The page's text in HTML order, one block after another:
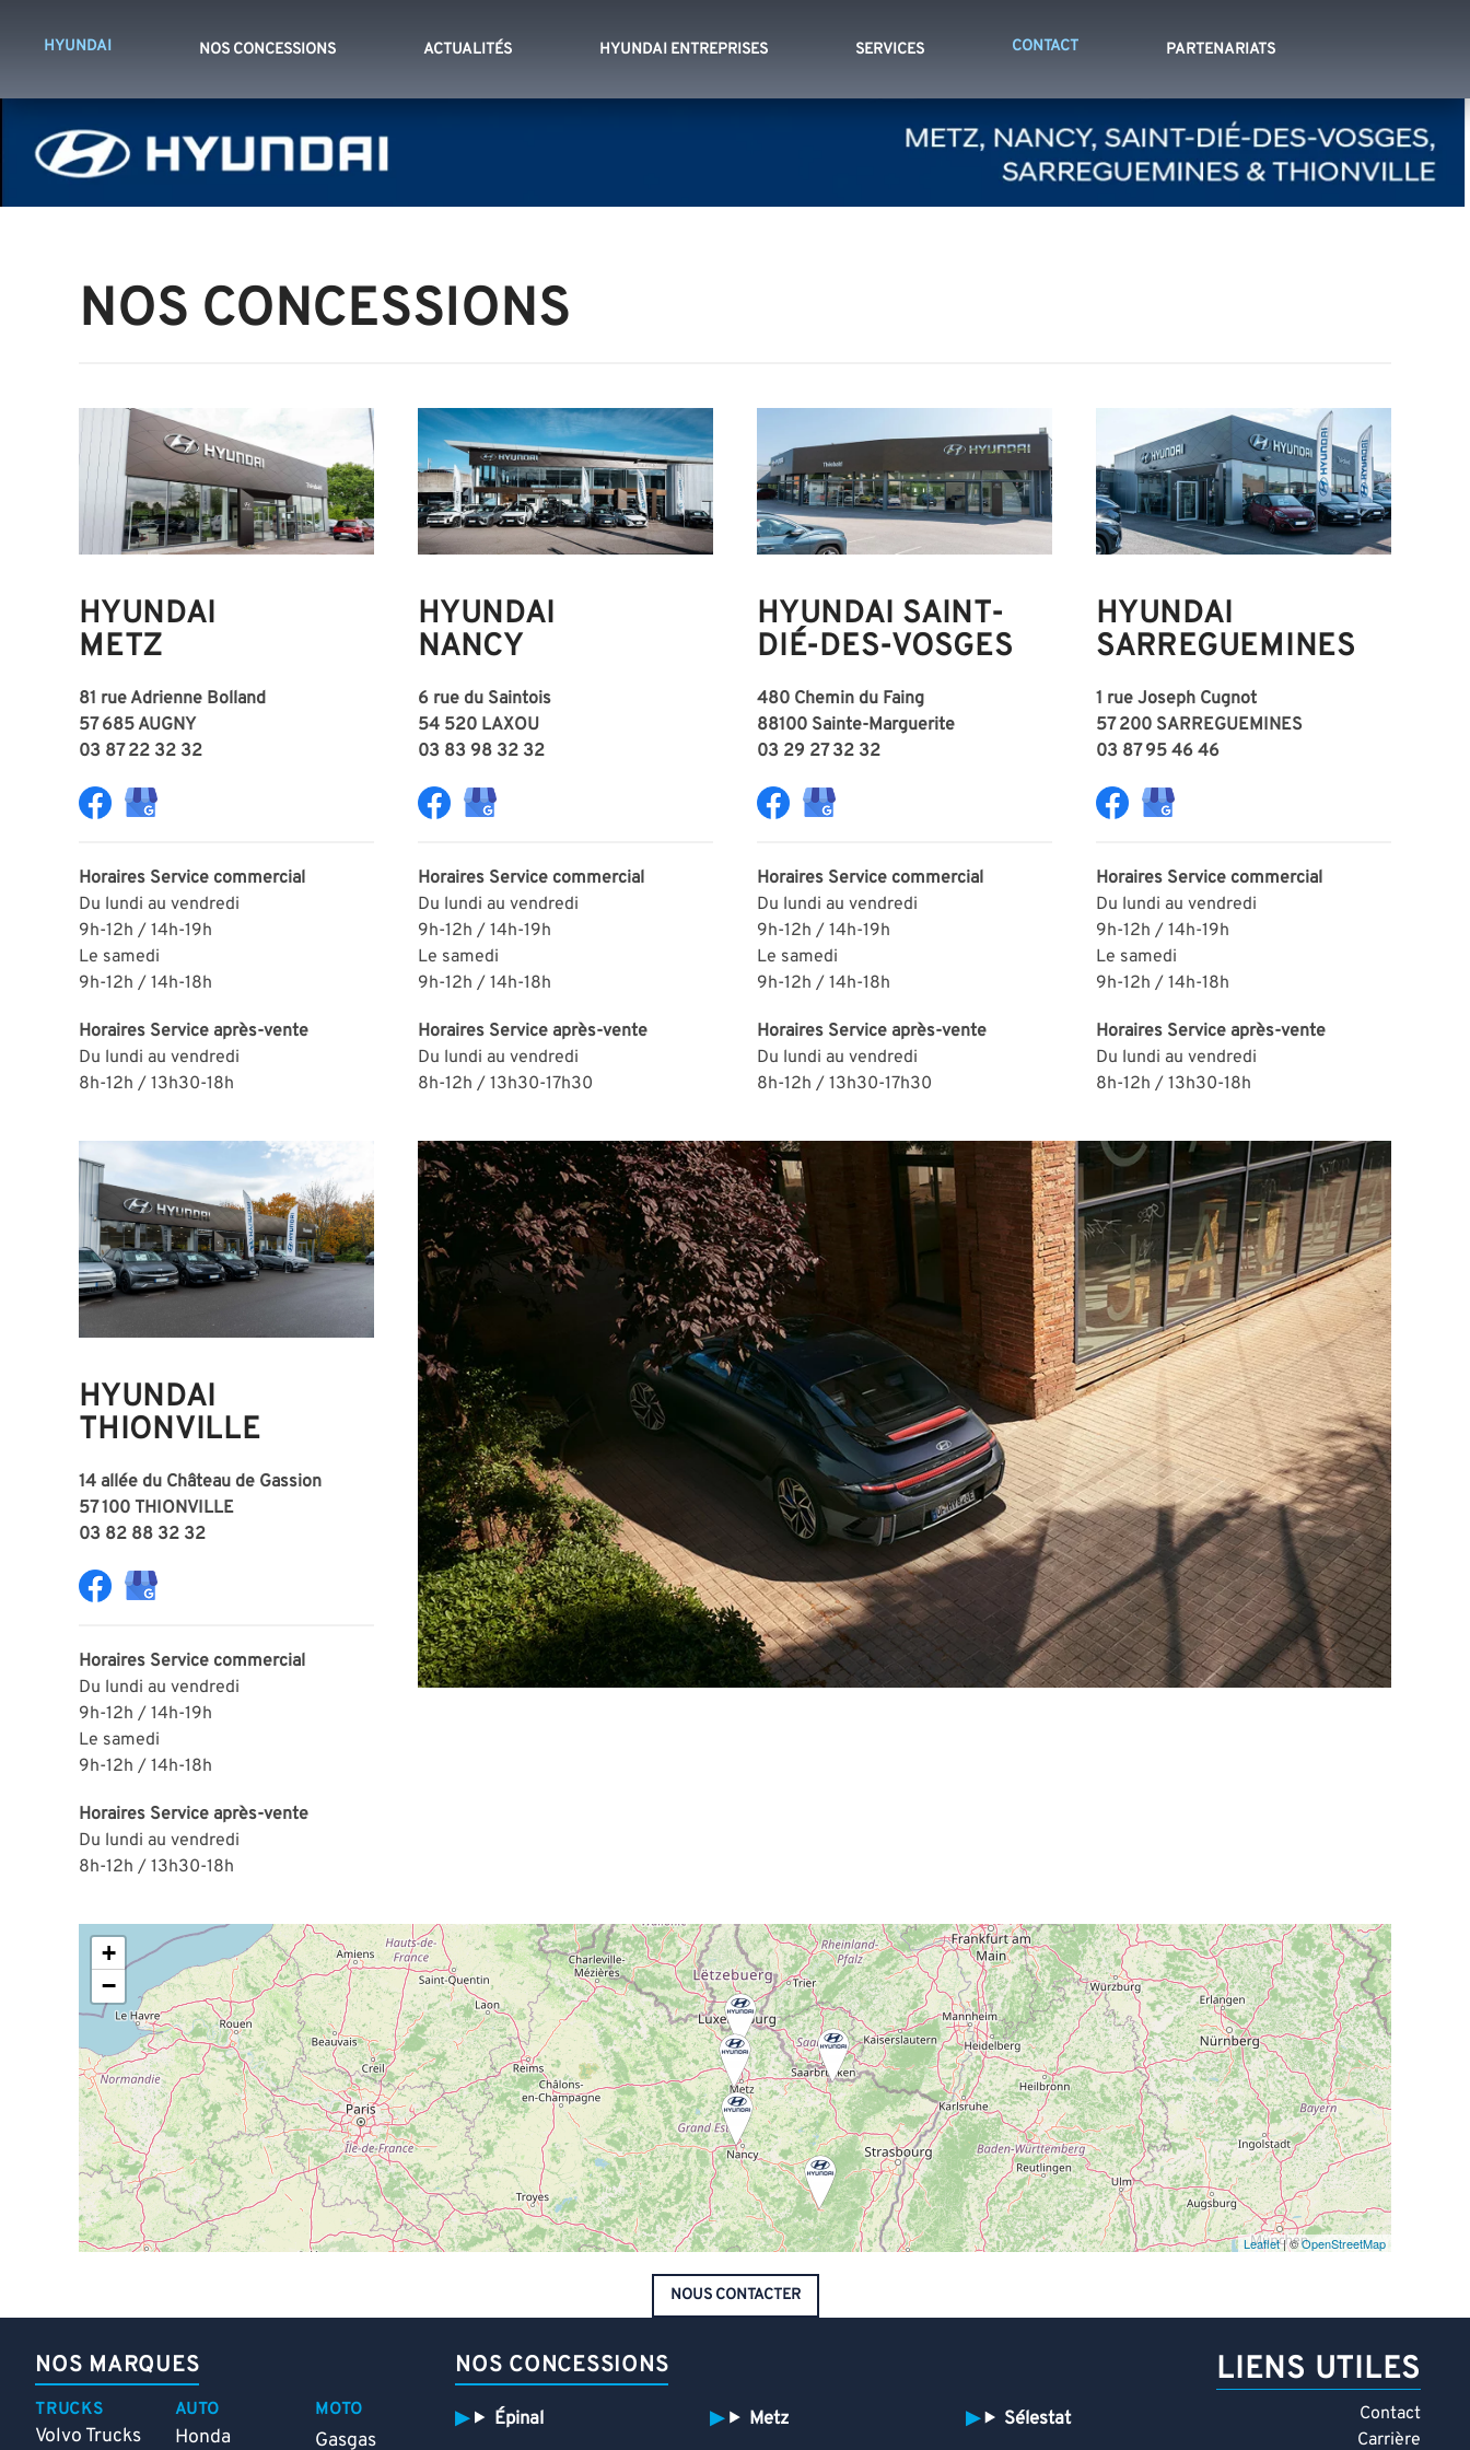
HYUNDAI NOS CONCESSIONS ACTUALITÉS HYUNDAI ENTREPRISES SERVICES CONTACT PARTENARIATS
NOS CONCESSIONS
HYUNDAI
METZ
81 rue Adrienne Bolland
57 685 AUGNY
03 87 22 32 32
Horaires Service commercial
Du lundi au vendredi
9h-12h / 14h-19h
Le samedi
9h-12h / 14h-18h
Horaires Service après-vente
Du lundi au vendredi
8h-12h / 13h30-18h
HYUNDAI
NANCY
6 rue du Saintois
54 520 LAXOU
03 83 98 32 32
Horaires Service commercial
Du lundi au vendredi
9h-12h / 14h-19h
Le samedi
9h-12h / 14h-18h
Horaires Service après-vente
Du lundi au vendredi
8h-12h / 13h30-17h30
HYUNDAI SAINT-
DIÉ-DES-VOSGES
480 Chemin du Faing
88100 Sainte-Marguerite
03 29 27 32 32
Horaires Service commercial
Du lundi au vendredi
9h-12h / 14h-19h
Le samedi
9h-12h / 14h-18h
Horaires Service après-vente
Du lundi au vendredi
8h-12h / 13h30-17h30
HYUNDAI
SARREGUEMINES
1 rue Joseph Cugnot
57 200 SARREGUEMINES
03 87 95 46 46
Horaires Service commercial
Du lundi au vendredi
9h-12h / 14h-19h
Le samedi
9h-12h / 14h-18h
Horaires Service après-vente
Du lundi au vendredi
8h-12h / 13h30-18h
HYUNDAI
THIONVILLE
14 allée du Château de Gassion
57 100 THIONVILLE
03 82 88 32 32
Horaires Service commercial
Du lundi au vendredi
9h-12h / 14h-19h
Le samedi
9h-12h / 14h-18h
Horaires Service après-vente
Du lundi au vendredi
8h-12h / 13h30-18h
+
−
Leaflet| ©OpenStreetMap
NOUS CONTACTER
NOS MARQUES
TRUCKS
Volvo Trucks
AUTO
Honda
MOTO
Gasgas
NOS CONCESSIONS
Épinal Metz Sélestat
LIENS UTILES
Contact
Carrière